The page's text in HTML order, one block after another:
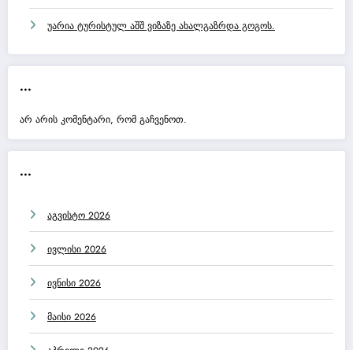
უარია ტურისტულ აშშ ვიზაზე ახალგაზრდა გოგოს.
...
არ არის კომენტარი, რომ გაჩვენოთ.
...
აგვისტო 2026
ივლისი 2026
ივნისი 2026
მაისი 2026